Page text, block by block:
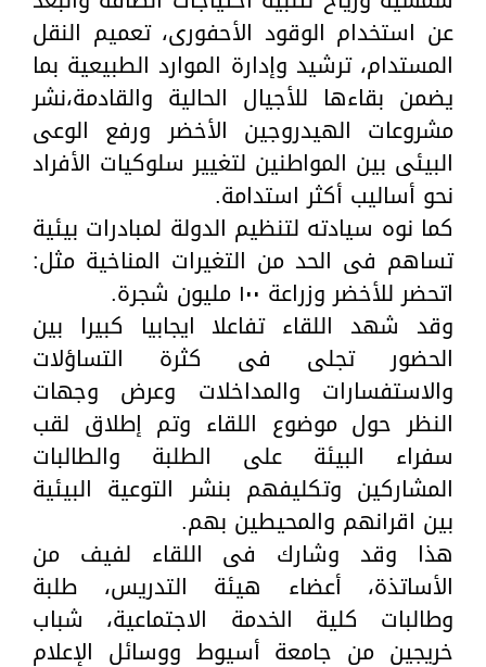
عن استخدام الوقود الأحفورى، تعميم النقل
المستدام، ترشيد وإدارة الموارد الطبيعية بما
يضمن بقاءها للأجيال الحالية والقادمة،نشر
مشروعات الهيدروجين الأخضر ورفع الوعى
البيئى بين المواطنين لتغيير سلوكيات الأفراد
نحو أساليب أكثر استدامة.
كما نوه سيادته لتنظيم الدولة لمبادرات بيئية
تساهم فى الحد من التغيرات المناخية مثل:
اتحضر للأخضر وزراعة ١٠٠ مليون شجرة.
وقد شهد اللقاء تفاعلا ايجابيا كبيرا بين
الحضور تجلى فى كثرة التساؤلات
والاستفسارات والمداخلات وعرض وجهات
النظر حول موضوع اللقاء وتم إطلاق لقب
سفراء البيئة على الطلبة والطالبات
المشاركين وتكليفهم بنشر التوعية البيئية
بين اقرانهم والمحيطين بهم.
هذا وقد وشارك فى اللقاء لفيف من
الأساتذة، أعضاء هيئة التدريس، طلبة
وطالبات كلية الخدمة الاجتماعية، شباب
خريجين من جامعة أسيوط ووسائل الإعلام